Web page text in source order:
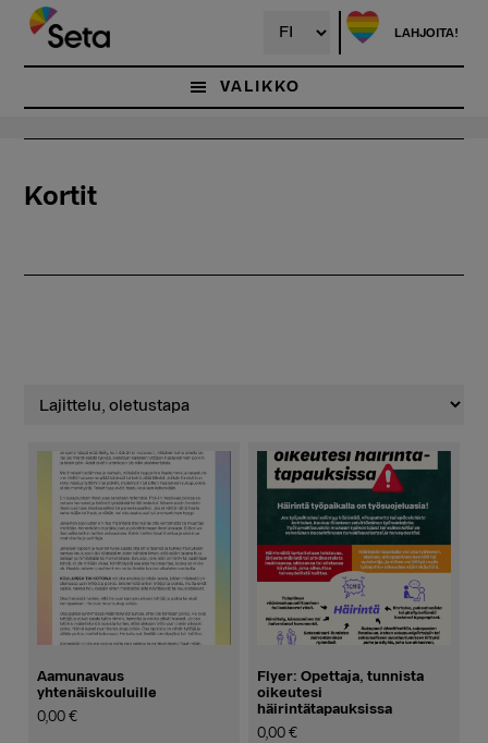
Hyppää
pääsisältöön
LAHJOITA!
VALIKKO
Kortit
Aamunavaus
yhtenäiskouluille
0,00€
Flyer: Opettaja, tunnista
oikeutesi
häirintätapauksissa
0,00€